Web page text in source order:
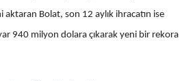
Bolat, son 12 aylık ihracatın ise
940 milyon dolara çıkarak yeni bir rekora